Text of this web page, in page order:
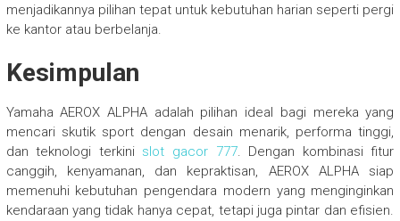
menjadikannya pilihan tepat untuk kebutuhan harian seperti pergi
ke kantor atau berbelanja.
Kesimpulan
Yamaha AEROX ALPHA adalah pilihan ideal bagi mereka yang
mencari skutik sport dengan desain menarik, performa tinggi,
dan teknologi terkini slot gacor 777. Dengan kombinasi fitur
canggih, kenyamanan, dan kepraktisan, AEROX ALPHA siap
memenuhi kebutuhan pengendara modern yang menginginkan
kendaraan yang tidak hanya cepat, tetapi juga pintar dan efisien.